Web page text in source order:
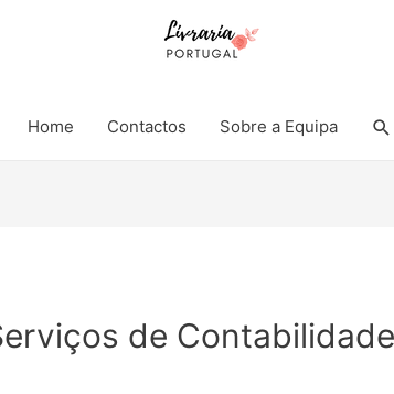
Home Contactos Sobre a Equipa
de